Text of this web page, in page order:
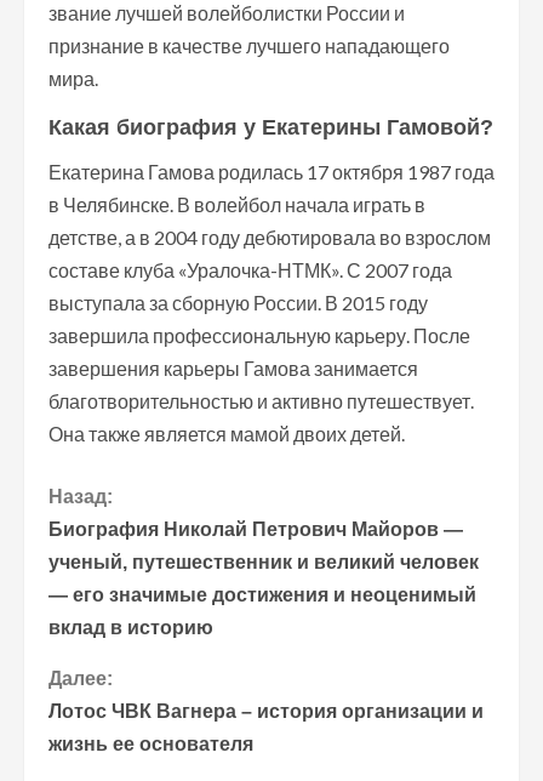
звание лучшей волейболистки России и
признание в качестве лучшего нападающего
мира.
Какая биография у Екатерины Гамовой?
Екатерина Гамова родилась 17 октября 1987 года
в Челябинске. В волейбол начала играть в
детстве, а в 2004 году дебютировала во взрослом
составе клуба «Уралочка-НТМК». С 2007 года
выступала за сборную России. В 2015 году
завершила профессиональную карьеру. После
завершения карьеры Гамова занимается
благотворительностью и активно путешествует.
Она также является мамой двоих детей.
П
р
о
о
л
Назад:
Биография Николай Петрович Майоров —
ученый, путешественник и великий человек
— его значимые достижения и неоценимый
вклад в историю
Далее:
Лотос ЧВК Вагнера – история организации и
жизнь ее основателя